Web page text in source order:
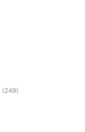
(249)